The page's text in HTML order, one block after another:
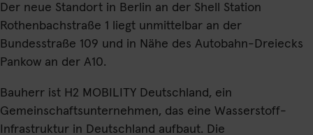
Der neue Standort in Berlin an der Shell Station
Rothenbachstraße 1 liegt unmittelbar an der
Bundesstraße 109 und in Nähe des Autobahn-Dreiecks
Pankow an der A10.
Bauherr ist H2 MOBILITY Deutschland, ein
Gemeinschaftsunternehmen, das eine Wasserstoff-
Infrastruktur in Deutschland aufbaut. Die